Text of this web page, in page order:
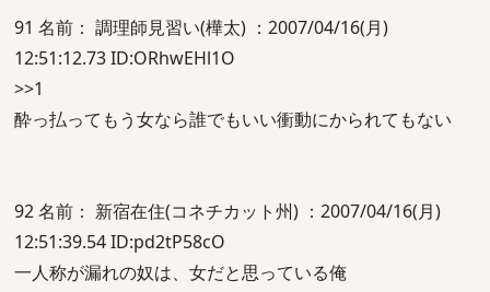
91 名前： 調理師見習い(樺太) ：2007/04/16(月)
12:51:12.73 ID:ORhwEHl1O
>>1
酔っ払ってもう女なら誰でもいい衝動にかられてもない
92 名前： 新宿在住(コネチカット州) ：2007/04/16(月)
12:51:39.54 ID:pd2tP58cO
一人称が漏れの奴は、女だと思っている俺